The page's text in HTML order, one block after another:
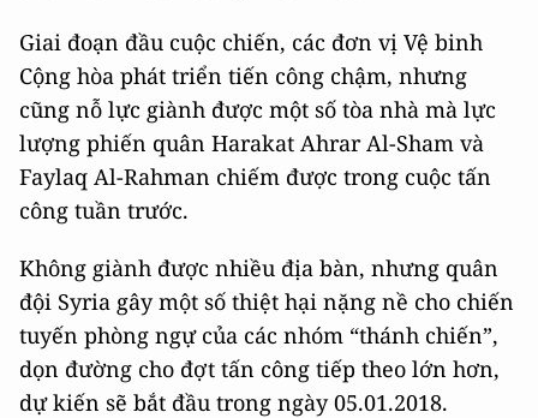
Giai đoạn đầu cuộc chiến, các đơn vị Vệ binh
Cộng hòa phát triển tiến công chậm, nhưng
cũng nỗ lực giành được một số tòa nhà mà lực
lượng phiến quân Harakat Ahrar Al-Sham và
Faylaq Al-Rahman chiếm được trong cuộc tấn
công tuần trước.
Không giành được nhiều địa bàn, nhưng quân
đội Syria gây một số thiệt hại nặng nề cho chiến
tuyến phòng ngự của các nhóm “thánh chiến”,
dọn đường cho đợt tấn công tiếp theo lớn hơn,
dự kiến sẽ bắt đầu trong ngày 05.01.2018.